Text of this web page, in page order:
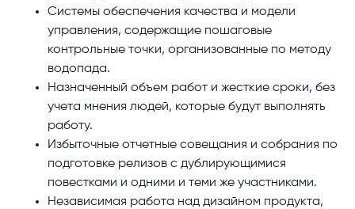
Системы обеспечения качества и модели
управления, содержащие пошаговые
контрольные точки, организованные по методу
водопада.
Назначенный объем работ и жесткие сроки, без
учета мнения людей, которые будут выполнять
работу.
Избыточные отчетные совещания и собрания по
подготовке релизов с дублирующимися
повестками и одними и теми же участниками.
Независимая работа над дизайном продукта,